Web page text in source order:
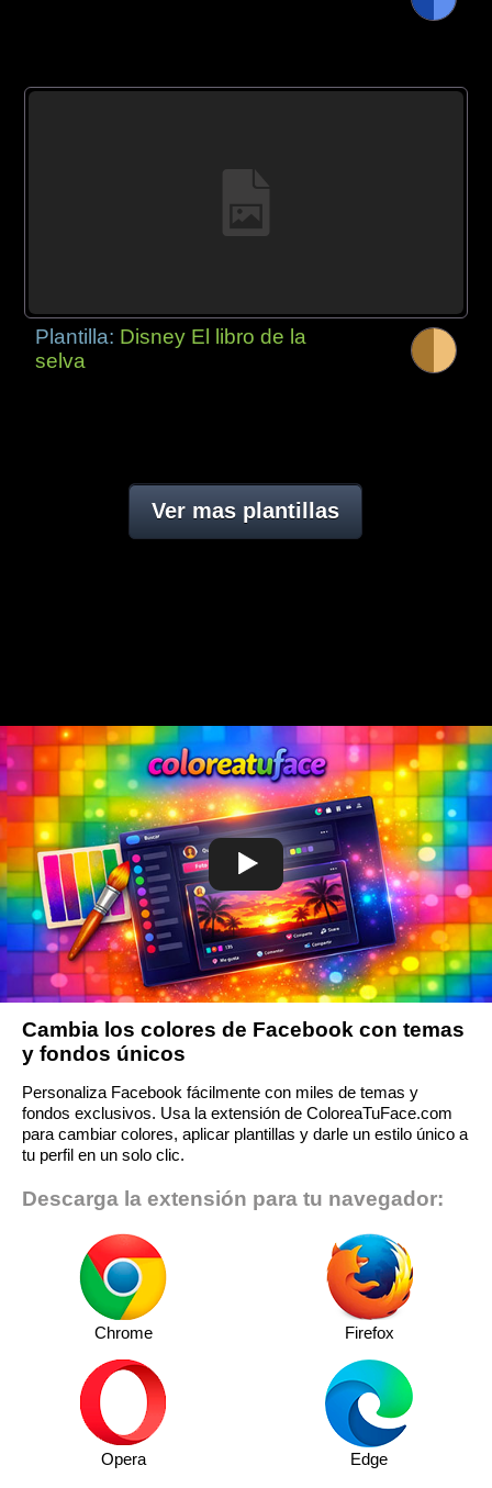
Plantilla: Disney El libro de la
selva
Ver mas plantillas
Cambia los colores de Facebook con temas
y fondos únicos
Personaliza Facebook fácilmente con miles de temas y
fondos exclusivos. Usa la extensión de ColoreaTuFace.com
para cambiar colores, aplicar plantillas y darle un estilo único a
tu perfil en un solo clic.
Descarga la extensión para tu navegador:
Chrome Firefox
Opera Edge